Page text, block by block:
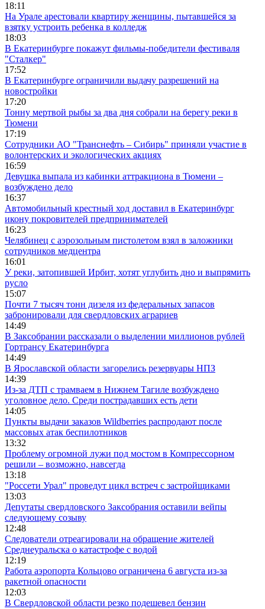
18:11
На Урале арестовали квартиру женщины, пытавшейся за
взятку устроить ребенка в колледж
18:03
В Екатеринбурге покажут фильмы-победители фестиваля
"Сталкер"
17:52
В Екатеринбурге ограничили выдачу разрешений на
новостройки
17:20
Тонну мертвой рыбы за два дня собрали на берегу реки в
Тюмени
17:19
Сотрудники АО "Транснефть – Сибирь" приняли участие в
волонтерских и экологических акциях
16:59
Девушка выпала из кабинки аттракциона в Тюмени –
возбуждено дело
16:37
Автомобильный крестный ход доставил в Екатеринбург
икону покровителей предпринимателей
16:23
Челябинец с аэрозольным пистолетом взял в заложники
сотрудников медцентра
16:01
У реки, затопившей Ирбит, хотят углубить дно и выпрямить
русло
15:07
Почти 7 тысяч тонн дизеля из федеральных запасов
забронировали для свердловских аграриев
14:49
В Заксобрании рассказали о выделении миллионов рублей
Гортрансу Екатеринбурга
14:49
В Ярославской области загорелись резервуары НПЗ
14:39
Из-за ДТП с трамваем в Нижнем Тагиле возбуждено
уголовное дело. Среди пострадавших есть дети
14:05
Пункты выдачи заказов Wildberries распродают после
массовых атак беспилотников
13:32
Проблему огромной лужи под мостом в Компрессорном
решили – возможно, навсегда
13:18
"Россети Урал" проведут цикл встреч с застройщиками
13:03
Депутаты свердловского Заксобрания оставили вейпы
следующему созыву
12:48
Следователи отреагировали на обращение жителей
Среднеуральска о катастрофе с водой
12:19
Работа аэропорта Кольцово ограничена 6 августа из-за
ракетной опасности
12:03
В Свердловской области резко подешевел бензин